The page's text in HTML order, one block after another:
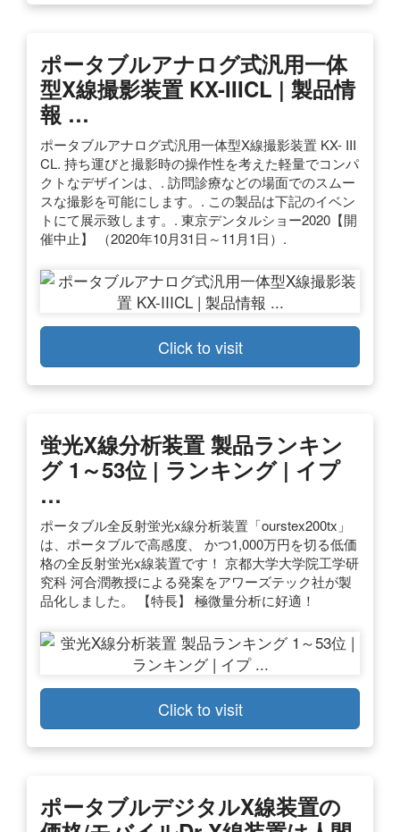
ポータブルアナログ式汎用一体
型X線撮影装置 KX-IIICL | 製品情
報 …
ポータブルアナログ式汎用一体型X線撮影装置 KX- III
CL. 持ち運びと撮影時の操作性を考えた軽量でコンパ
クトなデザインは、. 訪問診療などの場面でのスムー
スな撮影を可能にします。. この製品は下記のイベン
トにて展示致します。. 東京デンタルショー2020【開
催中止】 （2020年10月31日～11月1日）.
Click to visit
蛍光X線分析装置 製品ランキン
グ 1～53位 | ランキング | イプ
…
ポータブル全反射蛍光x線分析装置「ourstex200tx」
は、ポータブルで高感度、 かつ1,000万円を切る低価
格の全反射蛍光x線装置です！ 京都大学大学院工学研
究科 河合潤教授による発案をアワーズテック社が製
品化しました。 【特長】 極微量分析に好適！
Click to visit
ポータブルデジタルx線装置の